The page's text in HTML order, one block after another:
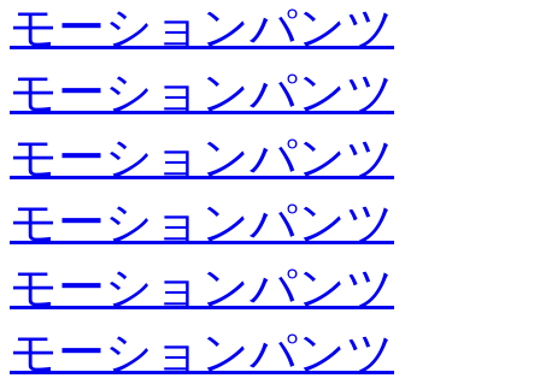
モーションパンツ
モーションパンツ
モーションパンツ
モーションパンツ
モーションパンツ
モーションパンツ